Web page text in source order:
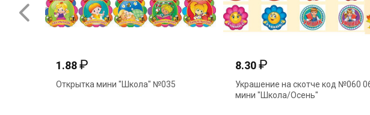
1.88₽
Открытка мини "Школа" №035
8.30₽
Украшение на скотче код №060
мини "Школа/Осень"